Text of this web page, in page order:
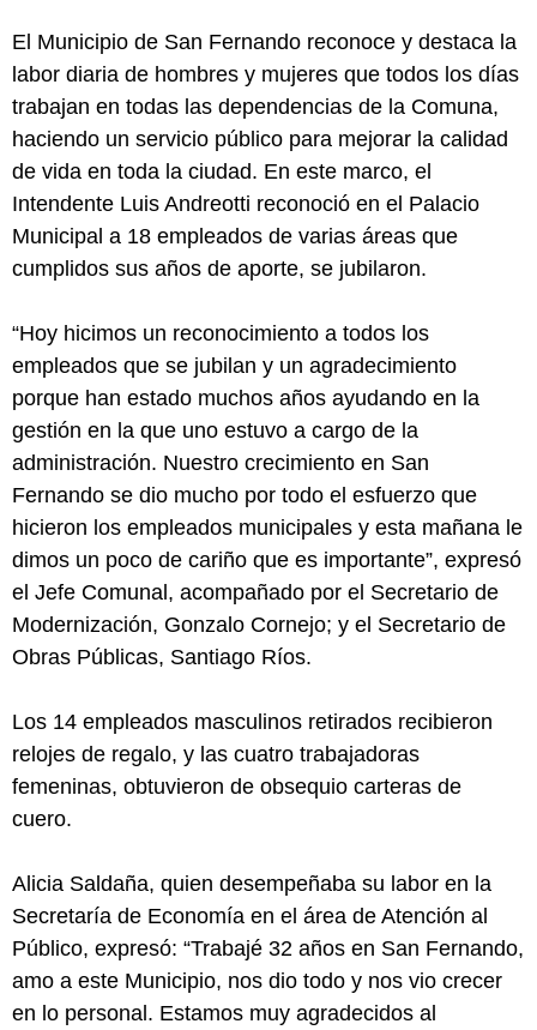
El Municipio de San Fernando reconoce y destaca la
labor diaria de hombres y mujeres que todos los días
trabajan en todas las dependencias de la Comuna,
haciendo un servicio público para mejorar la calidad
de vida en toda la ciudad. En este marco, el
Intendente Luis Andreotti reconoció en el Palacio
Municipal a 18 empleados de varias áreas que
cumplidos sus años de aporte, se jubilaron.
“Hoy hicimos un reconocimiento a todos los
empleados que se jubilan y un agradecimiento
porque han estado muchos años ayudando en la
gestión en la que uno estuvo a cargo de la
administración. Nuestro crecimiento en San
Fernando se dio mucho por todo el esfuerzo que
hicieron los empleados municipales y esta mañana le
dimos un poco de cariño que es importante”, expresó
el Jefe Comunal, acompañado por el Secretario de
Modernización, Gonzalo Cornejo; y el Secretario de
Obras Públicas, Santiago Ríos.
Los 14 empleados masculinos retirados recibieron
relojes de regalo, y las cuatro trabajadoras
femeninas, obtuvieron de obsequio carteras de
cuero.
Alicia Saldaña, quien desempeñaba su labor en la
Secretaría de Economía en el área de Atención al
Público, expresó: “Trabajé 32 años en San Fernando,
amo a este Municipio, nos dio todo y nos vio crecer
en lo personal. Estamos muy agradecidos al